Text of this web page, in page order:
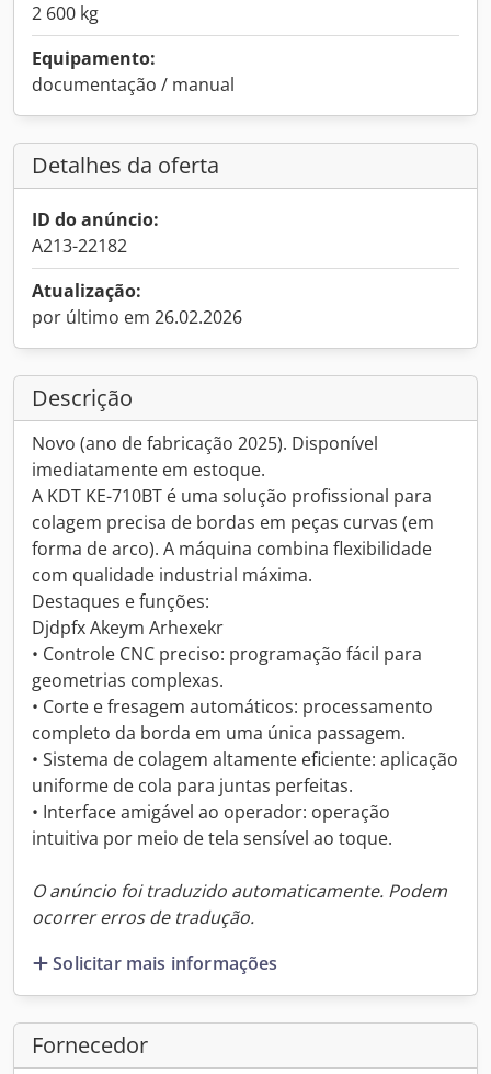
2 600 kg
Equipamento:
documentação / manual
Detalhes da oferta
ID do anúncio:
A213-22182
Atualização:
por último em 26.02.2026
Descrição
Novo (ano de fabricação 2025). Disponível
imediatamente em estoque.
A KDT KE-710BT é uma solução profissional para
colagem precisa de bordas em peças curvas (em
forma de arco). A máquina combina flexibilidade
com qualidade industrial máxima.
Destaques e funções:
Djdpfx Akeym Arhexekr
• Controle CNC preciso: programação fácil para
geometrias complexas.
• Corte e fresagem automáticos: processamento
completo da borda em uma única passagem.
• Sistema de colagem altamente eficiente: aplicação
uniforme de cola para juntas perfeitas.
• Interface amigável ao operador: operação
intuitiva por meio de tela sensível ao toque.
O anúncio foi traduzido automaticamente. Podem
ocorrer erros de tradução.
Solicitar mais informações
Fornecedor